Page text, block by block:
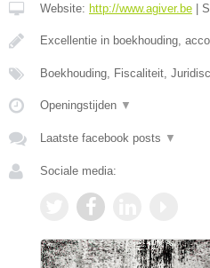
Website: http://www.agiver.be
Excellentie in boekhouding,
Boekhouding, Fiscaliteit,
Openingstijden ▼
Laatste facebook posts ▼
Sociale media: